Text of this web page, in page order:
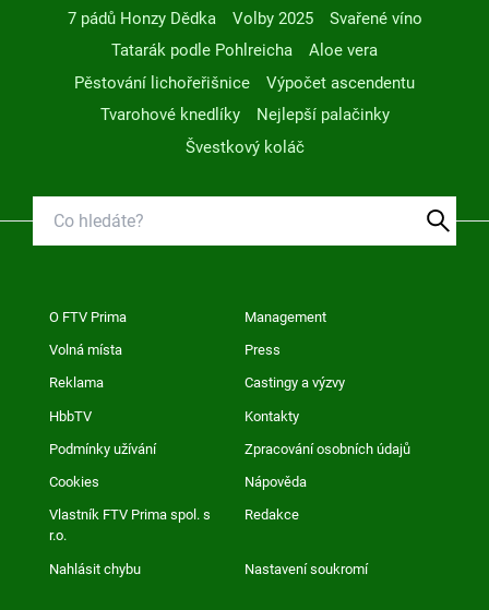
7 pádů Honzy Dědka
Volby 2025
Svařené víno
Tatarák podle Pohlreicha
Aloe vera
Pěstování lichořeřišnice
Výpočet ascendentu
Tvarohové knedlíky
Nejlepší palačinky
Švestkový koláč
O FTV Prima Management
Volná místa Press
Reklama Castingy a výzvy
HbbTV Kontakty
Podmínky užívání Zpracování osobních údajů
Cookies Nápověda
Vlastník FTV Prima spol. s
r.o.
Redakce
Nahlásit chybu Nastavení soukromí